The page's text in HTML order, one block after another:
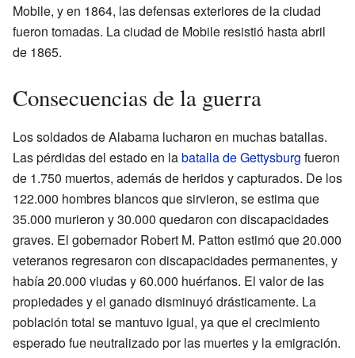
Mobile, y en 1864, las defensas exteriores de la ciudad
fueron tomadas. La ciudad de Mobile resistió hasta abril
de 1865.
Consecuencias de la guerra
Los soldados de Alabama lucharon en muchas batallas.
Las pérdidas del estado en labatalla de Gettysburg fueron
de 1.750 muertos, además de heridos y capturados. De los
122.000 hombres blancos que sirvieron, se estima que
35.000 murieron y 30.000 quedaron con discapacidades
graves. El gobernador Robert M. Patton estimó que 20.000
veteranos regresaron con discapacidades permanentes, y
había 20.000 viudas y 60.000 huérfanos. El valor de las
propiedades y el ganado disminuyó drásticamente. La
población total se mantuvo igual, ya que el crecimiento
esperado fue neutralizado por las muertes y la emigración.